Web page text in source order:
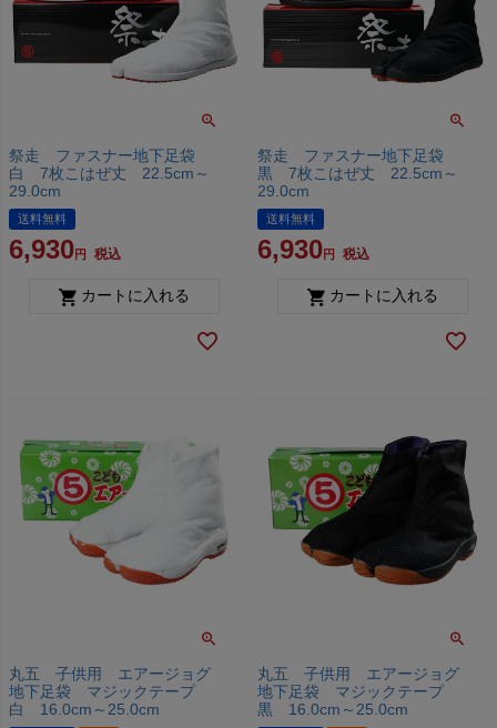
祭走 ファスナー地下足袋
白 7枚こはぜ丈 22.5cm～
29.0cm
送料無料
6,930 税込
カートに入れる
祭走 ファスナー地下足袋
黒 7枚こはぜ丈 22.5cm～
29.0cm
送料無料
6,930 税込
カートに入れる
丸五 子供用 エアージョグ
地下足袋 マジックテープ
白 16.0cm～25.0cm
丸五 子供用 エアージョグ
地下足袋 マジックテープ
黒 16.0cm～25.0cm